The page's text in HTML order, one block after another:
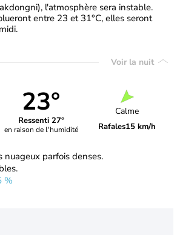
l'atmosphère sera instable.
entre 23 et 31°C, elles seront
Voir la nuit
23°
Ressenti 27°
en raison de l'humidité
Calme
Rafales15 km/h
nuageux parfois denses.
%